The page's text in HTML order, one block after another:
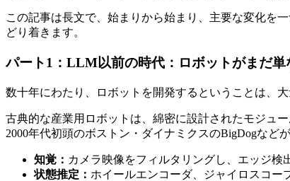
この記事は長文で、始まりから始まり、主要な変化を
どり着きます。
パート1：LLM以前の時代：ロボットがまだ
数十年にわたり、ロボットを開発するということは、
古典的な産業用ロボットは、綿密に設計されたモジュ
2000年代初頭のボストン・ダイナミクスのBigDogなど
知覚： カメラ映像をフィルタリングし、エッジ検
状態推定： ホイールエンコーダ、ジャイロスコー